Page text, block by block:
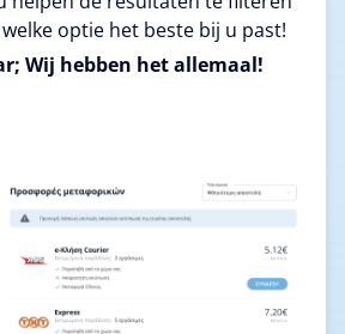
optie het beste bij u past!
Wij hebben het allemaal!